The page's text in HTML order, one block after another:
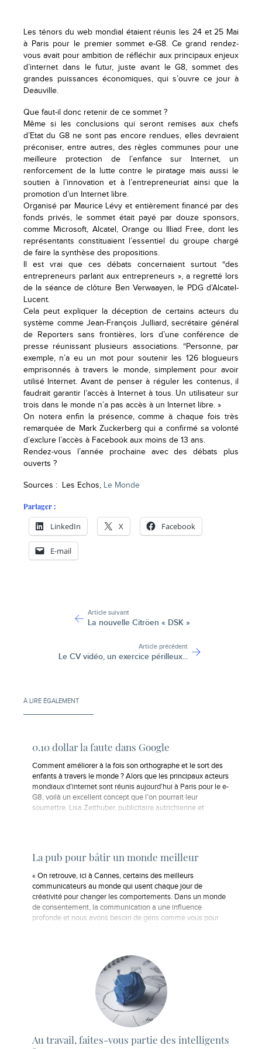
Les ténors du web mondial étaient réunis les 24 et 25 Mai
à Paris pour le premier sommet e-G8. Ce grand rendez-
vous avait pour ambition de réfléchir aux principaux enjeux
d’internet dans le futur, juste avant le G8, sommet des
grandes puissances économiques, qui s’ouvre ce jour à
Deauville.
Que faut-il donc retenir de ce sommet ?
Même si les conclusions qui seront remises aux chefs
d’Etat du G8 ne sont pas encore rendues, elles devraient
préconiser, entre autres, des règles communes pour une
meilleure protection de l’enfance sur Internet, un
renforcement de la lutte contre le piratage mais aussi le
soutien à l’innovation et à l’entrepreneuriat ainsi que la
promotion d’un Internet libre.
Organisé par Maurice Lévy et entièrement financé par des
fonds privés, le sommet était payé par douze sponsors,
comme Microsoft, Alcatel, Orange ou Illiad Free, dont les
représentants constituaient l’essentiel du groupe chargé
de faire la synthèse des propositions.
Il est vrai que ces débats concernaient surtout “des
entrepreneurs parlant aux entrepreneurs », a regretté lors
de la séance de clôture Ben Verwaayen, le PDG d’Alcatel-
Lucent.
Cela peut expliquer la déception de certains acteurs du
système comme Jean-François Julliard, secrétaire général
de Reporters sans frontières, lors d’une conférence de
presse réunissant plusieurs associations. “Personne, par
exemple, n’a eu un mot pour soutenir les 126 blogueurs
emprisonnés à travers le monde, simplement pour avoir
utilisé Internet. Avant de penser à réguler les contenus, il
faudrait garantir l’accès à Internet à tous. Un utilisateur sur
trois dans le monde n’a pas accès à un Internet libre. »
On notera enfin la présence, comme à chaque fois très
remarquée de Mark Zuckerberg qui a confirmé sa volonté
d’exclure l’accès à Facebook aux moins de 13 ans.
Rendez-vous l’année prochaine avec des débats plus
ouverts ?
Sources : Les Echos, Le Monde
Partager :
LinkedIn X Facebook
E-mail
Article suivant
La nouvelle Citröen « DSK »
Article précédent
Le CV vidéo, un exercice périlleux...
À LIRE ÉGALEMENT
0.10 dollar la faute dans Google
Comment améliorer à la fois son orthographe et le sort des
enfants à travers le monde ? Alors que les principaux acteurs
mondiaux d’internet sont réunis aujourd’hui à Paris pour le e-
G8, voilà un excellent concept que l’on pourrait leur
soumettre. Lisa Zeithuber, publicitaire autrichienne et
La pub pour bâtir un monde meilleur
« On retrouve, ici à Cannes, certains des meilleurs
communicateurs au monde qui usent chaque jour de
créativité pour changer les comportements. Dans un monde
de consentement, la communication a une influence
profonde et nous avons besoin de gens comme vous pour
Au travail, faites-vous partie des intelligents